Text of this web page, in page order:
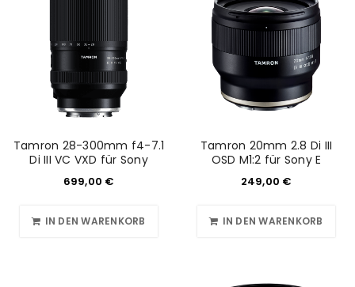
Tamron 28-300mm f4-7.1
Di III VC VXD für Sony
699,00 €
IN DEN WARENKORB
Tamron 20mm 2.8 Di III
OSD M1:2 für Sony E
249,00 €
IN DEN WARENKORB